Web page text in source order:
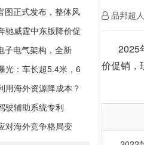
品邦超人
2025年
价促销，
图正式发布，整体风
驰威霆中东版降价促
万
子电气架构，全新
“超强大脑”
光：车长超5.4米，6
布局
用海外资源降成本？
驶辅助系统专利
对海外竞争格局变